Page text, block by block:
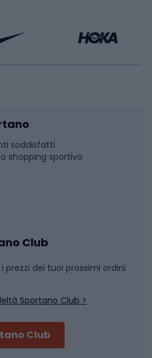
soddisfatti
shopping sportivo
Club
dei tuoi prossimi ordini
Sportano Club >
Club